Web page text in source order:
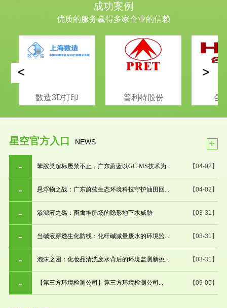
成功案例
优质的服务赢得多家企业的信赖
数造3D打印 普利特股份 合
< >
星空官方入口 NEWS +
【04-02】
苯胺类超标屡禁不止，广东蔚蓝以GC-MS技术为...
【04-02】
悬浮物之战：广东蔚蓝生态环境科技守护油田回...
【03-31】
渗滤液之殇：畜禽堆肥场的隐形地下水威胁
【03-31】
当碱液穿透生化防线：化纤碱减量废水的环境监...
【03-31】
泡沫之困：化妆品清洗废水背后的环境监测新挑...
【09-05】
【第三方环境检测公司】第三方环境检测公司...